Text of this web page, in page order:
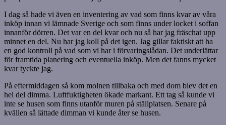
I dag så hade vi även en inventering av vad som finns kvar av våra
inköp innan vi lämnade Sverige och som finns under locket i soffan
innanför dörren. Det var en del kvar och nu så har jag fräschat upp
minnet en del. Nu har jag koll på det igen. Jag gillar faktiskt att ha
en god kontroll på vad som vi har i förvaringslådan. Det underlättar
för framtida planering och eventuella inköp. Men det fanns mycket
kvar tyckte jag.
På eftermiddagen så kom molnen tillbaka och med dom blev det en
hel del dimma. Luftfuktigheten ökade markant. Ett tag så kunde vi
inte se husen som finns utanför muren på ställplatsen. Senare på
kvällen så lättade dimman vi kunde åter se husen.